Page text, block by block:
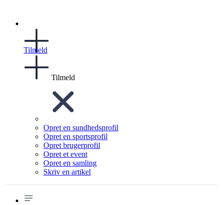
Tilmeld
Tilmeld
Opret en sundhedsprofil
Opret en sportsprofil
Opret brugerprofil
Opret et event
Opret en samling
Skriv en artikel